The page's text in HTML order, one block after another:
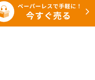
ー
ご利用規約